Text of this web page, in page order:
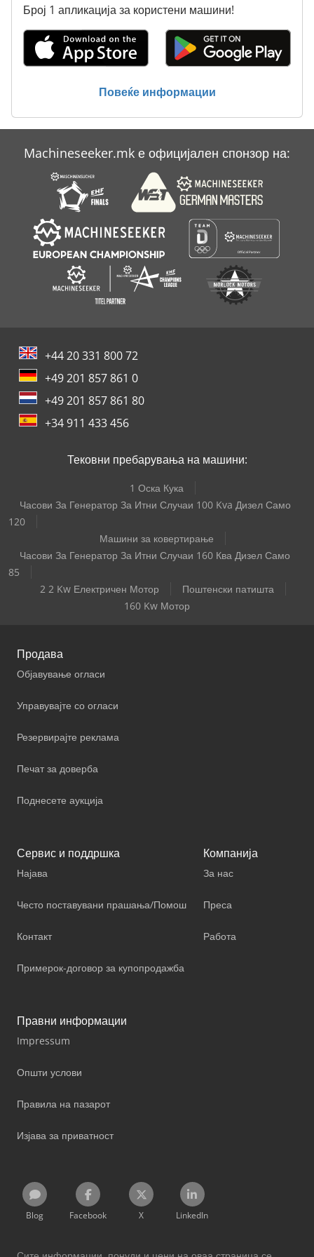
Се Меша
Број 1 апликација за користени машини!
Повеќе информации
Machineseeker.mk е официјален спонзор на:
+44 20 331 800 72
+49 201 857 861 0
+49 201 857 861 80
+34 911 433 456
Тековни пребарувања на машини:
1 Оска Кука
Часови За Генератор За Итни Случаи 100 Kva Дизел Само
120
Машини за ковертирање
Часови За Генератор За Итни Случаи 160 Ква Дизел Само
85
2 2 Kw Електричен Мотор
Поштенски патишта
160 Kw Мотор
Продава
Објавување огласи
Управувајте со огласи
Резервирајте реклама
Печат за доверба
Поднесете аукција
Сервис и поддршка
Најава
Често поставувани прашања/Помош
Контакт
Примерок-договор за купопродажба
Компанија
За нас
Преса
Работа
Правни информации
Impressum
Општи услови
Правила на пазарот
Изјава за приватност
Blog Facebook X LinkedIn